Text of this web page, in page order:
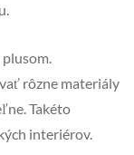
rôzne materiály
Takéto
interiérov.